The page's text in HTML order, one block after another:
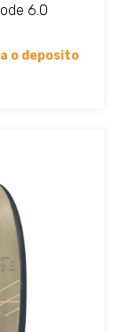
6.0
o deposito